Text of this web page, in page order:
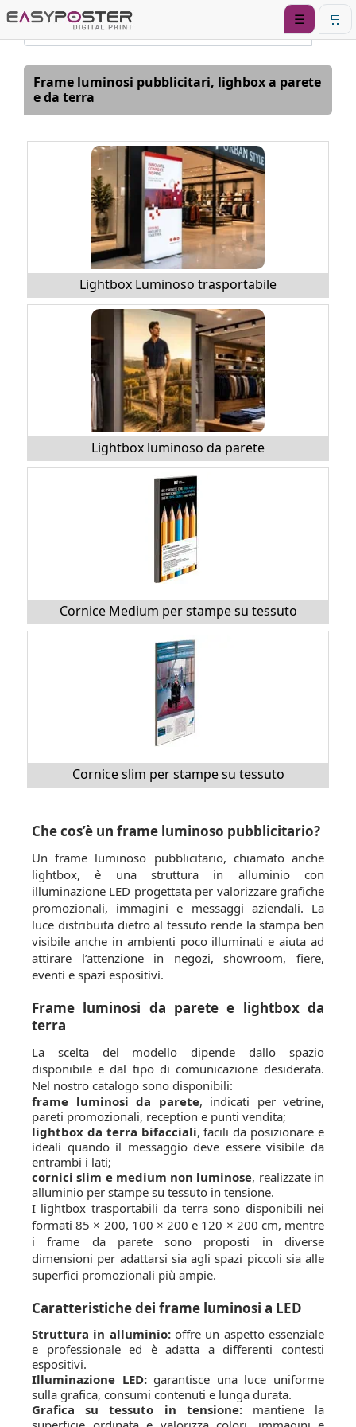
☰ 🛒
Frame luminosi pubblicitari, lighbox a parete
e da terra
Lightbox Luminoso trasportabile
Lightbox luminoso da parete
Cornice Medium per stampe su tessuto
Cornice slim per stampe su tessuto
Che cos’è un frame luminoso pubblicitario?
Un frame luminoso pubblicitario, chiamato anche
lightbox, è una struttura in alluminio con
illuminazione LED progettata per valorizzare grafiche
promozionali, immagini e messaggi aziendali. La
luce distribuita dietro al tessuto rende la stampa ben
visibile anche in ambienti poco illuminati e aiuta ad
attirare l’attenzione in negozi, showroom, fiere,
eventi e spazi espositivi.
Frame luminosi da parete e lightbox da
terra
La scelta del modello dipende dallo spazio
disponibile e dal tipo di comunicazione desiderata.
Nel nostro catalogo sono disponibili:
frame luminosi da parete, indicati per vetrine,
pareti promozionali, reception e punti vendita;
lightbox da terra bifacciali, facili da posizionare e
ideali quando il messaggio deve essere visibile da
entrambi i lati;
cornici slim e medium non luminose, realizzate in
alluminio per stampe su tessuto in tensione.
I lightbox trasportabili da terra sono disponibili nei
formati 85 × 200, 100 × 200 e 120 × 200 cm, mentre
i frame da parete sono proposti in diverse
dimensioni per adattarsi sia agli spazi piccoli sia alle
superfici promozionali più ampie.
Caratteristiche dei frame luminosi a LED
Struttura in alluminio:offre un aspetto essenziale
e professionale ed è adatta a differenti contesti
espositivi.
Illuminazione LED:garantisce una luce uniforme
sulla grafica, consumi contenuti e lunga durata.
Grafica su tessuto in tensione:mantiene la